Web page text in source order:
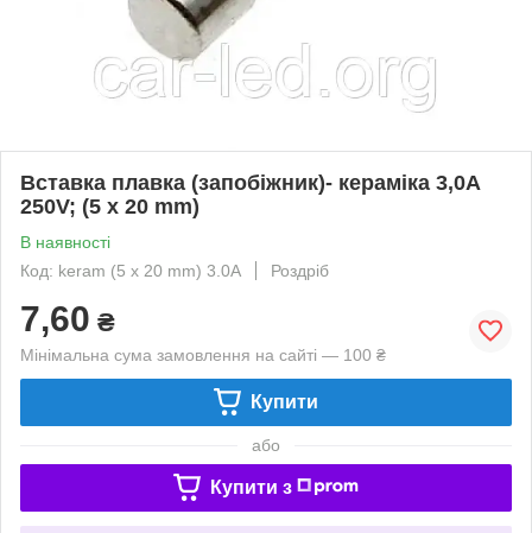
Вставка плавка (запобіжник)- кераміка 3,0A
250V; (5 x 20 mm)
В наявності
Код: keram (5 x 20 mm) 3.0A
Роздріб
7,60 ₴
Мінімальна сума замовлення на сайті — 100 ₴
Купити
або
Купити з